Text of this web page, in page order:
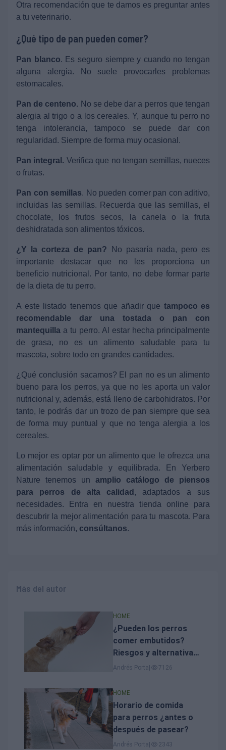
Otra recomendación que te damos es preguntar antes
a tu veterinario.
¿Qué tipo de pan pueden comer?
Pan blanco. Es seguro siempre y cuando no tengan
alguna alergia. No suele provocarles problemas
estomacales.
Pan de centeno. No se debe dar a perros que tengan
alergia al trigo o a los cereales. Y, aunque tu perro no
tenga intolerancia, tampoco se puede dar con
regularidad. Siempre de forma muy ocasional.
Pan integral. Verifica que no tengan semillas, nueces
o frutas.
Pan con semillas. No pueden comer pan con aditivo,
incluidas las semillas. Recuerda que las semillas, el
chocolate, los frutos secos, la canela o la fruta
deshidratada son alimentos tóxicos.
¿Y la corteza de pan?
No pasaría nada, pero es
importante destacar que no les proporciona un
beneficio nutricional. Por tanto, no debe formar parte
de la dieta de tu perro.
A este listado tenemos que añadir que tampoco es
recomendable dar una tostada o pan con
mantequilla a tu perro. Al estar hecha principalmente
de grasa, no es un alimento saludable para tu
mascota, sobre todo en grandes cantidades.
¿Qué conclusión sacamos? El pan no es un alimento
bueno para los perros, ya que no les aporta un valor
nutricional y, además, está lleno de carbohidratos. Por
tanto, le podrás dar un trozo de pan siempre que sea
de forma muy puntual y que no tenga alergia a los
cereales.
Lo mejor es optar por un alimento que le ofrezca una
alimentación saludable y equilibrada. En Yerbero
Nature tenemos un amplio catálogo de piensos
para perros de alta calidad , adaptados a sus
necesidades. Entra en nuestra tienda online para
descubrir la mejor alimentación para tu mascota. Para
más información, consúltanos.
Más del autor
HOME
¿Pueden los perros
comer embutidos?
Riesgos y alternativas
seguras
Andrés Porta 7126
HOME
Horario de comida
para perros ¿antes o
después de pasear?
Andrés Porta 2343